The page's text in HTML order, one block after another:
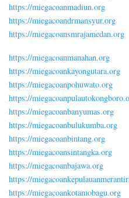
https://miegacoanmadiun.org
https://miegacoandrmansyur.org
https://miegacoansmrajamedan.org
https://miegacoanmanahan.org
https://miegacoankayongutara.org
https://miegacoanpohuwato.org
https://
https://miegacoanbanyumas.org
https://miegacoanbulukumba.org
https://miegacoanbintang.org
https://miegacoansintangka.org
https://miegacoanbajawa.org
https://
https://miegacoankotamobagu.org